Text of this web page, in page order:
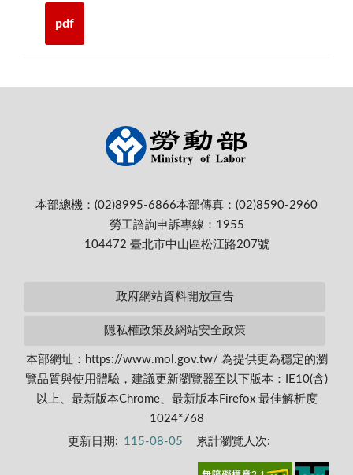
pdf
本部總機：(02)8995-6866本部傳真：(02)8590-2960
勞工諮詢申訴專線：1955
104472 臺北市中山區松江路207號
政府網站資料開放宣告
隱私權政策及網站安全政策
本部網址：https://www.mol.gov.tw/ 為提供更為穩定的瀏
覽品質與使用體驗，建議更新瀏覽器至以下版本：IE10(含)
以上、最新版本Chrome、最新版本Firefox 最佳解析度
1024*768
更新日期: 115-08-05 累計瀏覽人次: